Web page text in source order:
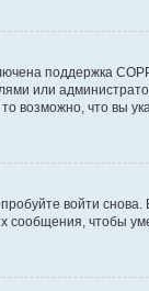
поддержка
или
что вы
войти
чтобы